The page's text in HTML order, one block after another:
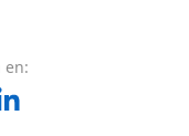
en: